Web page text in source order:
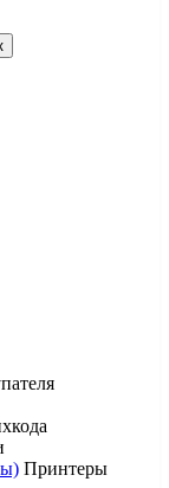
Принтеры